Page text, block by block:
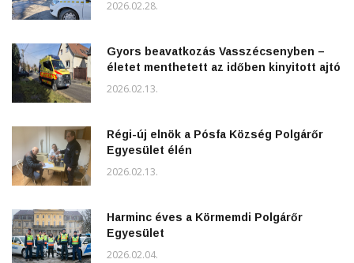
2026.02.28.
Gyors beavatkozás Vasszécsenyben –
életet menthetett az időben kinyitott ajtó
2026.02.13.
Régi-új elnök a Pósfa Község Polgárőr
Egyesület élén
2026.02.13.
Harminc éves a Körmemdi Polgárőr
Egyesület
2026.02.04.